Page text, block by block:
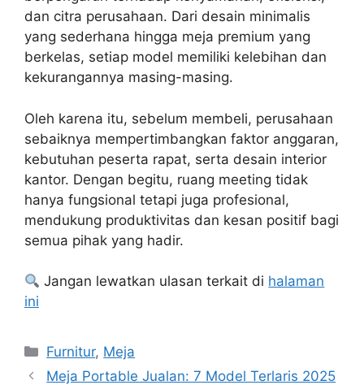
dan citra perusahaan. Dari desain minimalis
yang sederhana hingga meja premium yang
berkelas, setiap model memiliki kelebihan dan
kekurangannya masing-masing.
Oleh karena itu, sebelum membeli, perusahaan
sebaiknya mempertimbangkan faktor anggaran,
kebutuhan peserta rapat, serta desain interior
kantor. Dengan begitu, ruang meeting tidak
hanya fungsional tetapi juga profesional,
mendukung produktivitas dan kesan positif bagi
semua pihak yang hadir.
Jangan lewatkan ulasan terkait di halaman
ini
Categories
Furnitur, Meja
Meja Portable Jualan: 7 Model Terlaris 2025